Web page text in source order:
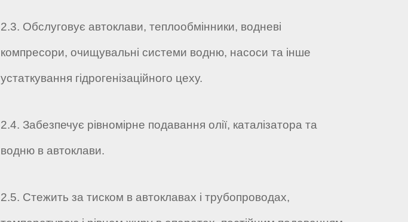
2.3. Обслуговує автоклави, теплообмінники, водневі
компресори, очищувальні системи водню, насоси та інше
устаткування гідрогенізаційного цеху.
2.4. Забезпечує рівномірне подавання олії, каталізатора та
водню в автоклави.
2.5. Стежить за тиском в автоклавах і трубопроводах,